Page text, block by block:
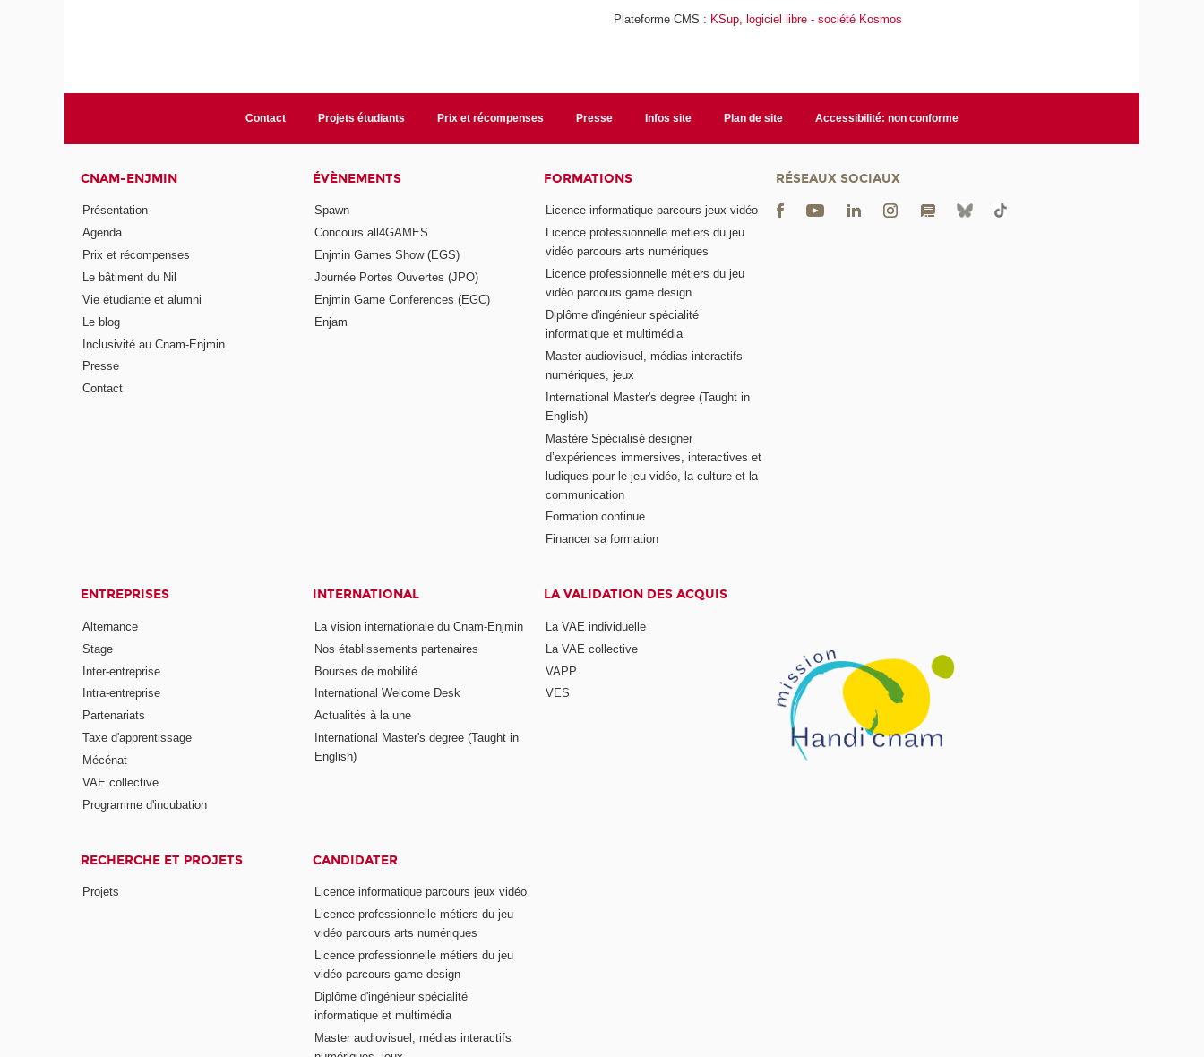
Plateforme CMS : KSup, logiciel libre - société Kosmos
Contact Projets étudiants Prix et récompenses Presse Infos site Plan de site Accessibilité: non conforme
CNAM-ENJMIN
Présentation
Agenda
Prix et récompenses
Le bâtiment du Nil
Vie étudiante et alumni
Le blog
Inclusivité au Cnam-Enjmin
Presse
Contact
ÉVÈNEMENTS
Spawn
Concours all4GAMES
Enjmin Games Show (EGS)
Journée Portes Ouvertes (JPO)
Enjmin Game Conferences (EGC)
Enjam
FORMATIONS
Licence informatique parcours jeux vidéo
Licence professionnelle métiers du jeu
vidéo parcours arts numériques
Licence professionnelle métiers du jeu
vidéo parcours game design
Diplôme d'ingénieur spécialité
informatique et multimédia
Master audiovisuel, médias interactifs
numériques, jeux
International Master's degree (Taught in
English)
Mastère Spécialisé designer
d’expériences immersives, interactives et
ludiques pour le jeu vidéo, la culture et la
communication
Formation continue
Financer sa formation
ENTREPRISES
Alternance
Stage
Inter-entreprise
Intra-entreprise
Partenariats
Taxe d'apprentissage
Mécénat
VAE collective
Programme d'incubation
INTERNATIONAL
La vision internationale du Cnam-Enjmin
Nos établissements partenaires
Bourses de mobilité
International Welcome Desk
Actualités à la une
International Master's degree (Taught in
English)
LA VALIDATION DES ACQUIS
La VAE individuelle
La VAE collective
VAPP
VES
RECHERCHE ET PROJETS
Projets
CANDIDATER
Licence informatique parcours jeux vidéo
Licence professionnelle métiers du jeu
vidéo parcours arts numériques
Licence professionnelle métiers du jeu
vidéo parcours game design
Diplôme d'ingénieur spécialité
informatique et multimédia
Master audiovisuel, médias interactifs
RÉSEAUX SOCIAUX